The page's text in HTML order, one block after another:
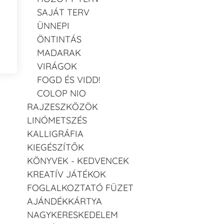
SAJÁT TERV
ÜNNEPI
ÖNTINTÁS
MADARAK
VIRÁGOK
FOGD ÉS VIDD!
COLOP NIO
RAJZESZKÖZÖK
LINÓMETSZÉS
KALLIGRÁFIA
KIEGÉSZÍTŐK
KÖNYVEK - KEDVENCEK
KREATÍV JÁTÉKOK
FOGLALKOZTATÓ FÜZET
AJÁNDÉKKÁRTYA
NAGYKERESKEDELEM